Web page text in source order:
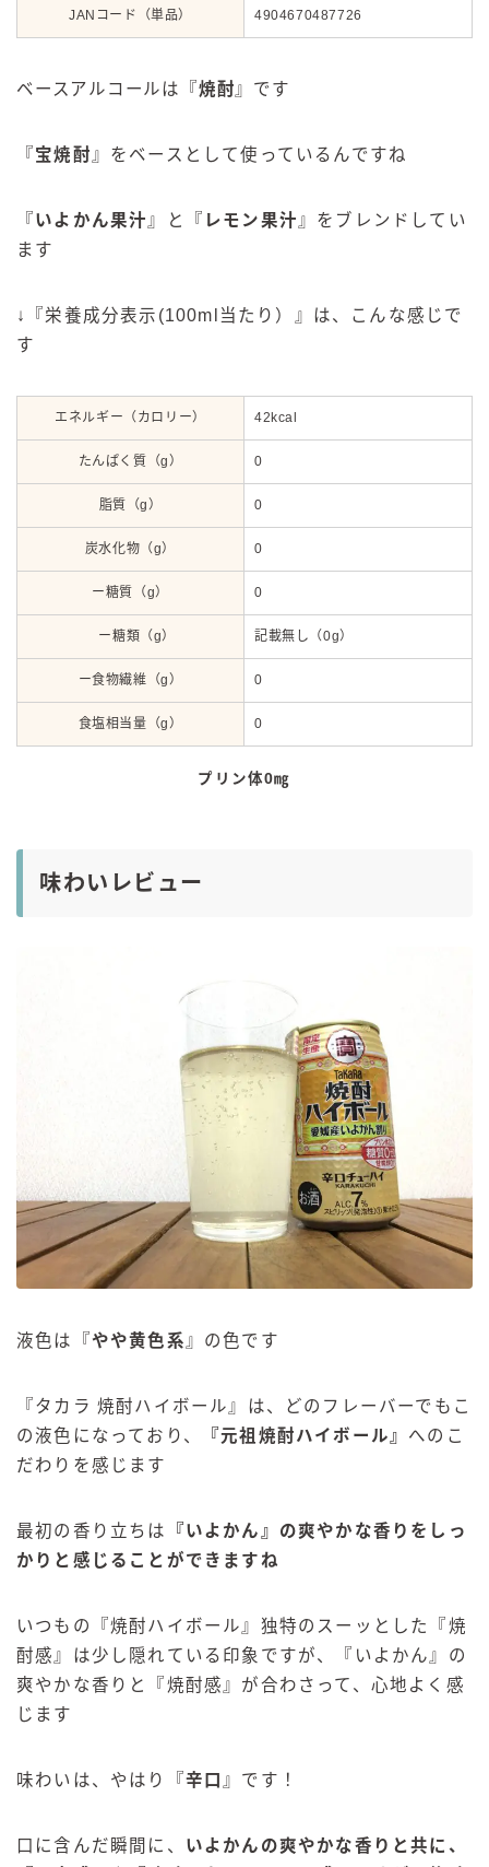
JANコード（単品） 4904670487726
ベースアルコールは『焼酎 』です
『宝焼酎 』をベースとして使っているんですね
『いよかん果汁 』と『 レモン果汁 』をブレンドしてい
ます
↓『栄養成分表示(100ml当たり）』は、こんな感じで
す
エネルギー（カロリー） 42kcal
たんぱく質（g） 0
脂質（g） 0
炭水化物（g） 0
ー糖質（g） 0
ー糖類（g） 記載無し（0g）
ー食物繊維（g） 0
食塩相当量（g） 0
プリン体0㎎
味わいレビュー
液色は『やや黄色系 』の色です
『タカラ 焼酎ハイボール』は、どのフレーバーでもこ
の液色になっており、
『元祖焼酎ハイボール 』 へのこ
だわりを感じます
最初の香り立ちは
『いよかん』の爽やかな香りをしっ
かりと感じることができますね
いつもの『焼酎ハイボール』独特のスーッとした『焼
酎感』は少し隠れている印象ですが、『いよかん』の
爽やかな香りと『焼酎感』が合わさって、心地よく感
じます
味わいは、やはり『辛口 』です！
口に含んだ瞬間に、 いよかんの爽やかな香りと共に、